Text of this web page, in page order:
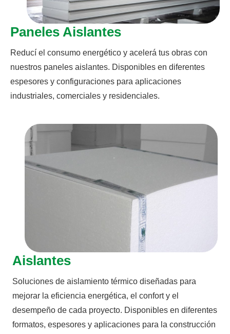
Paneles Aislantes
Reducí el consumo energético y acelerá tus obras con
nuestros paneles aislantes. Disponibles en diferentes
espesores y configuraciones para aplicaciones
industriales, comerciales y residenciales.
Aislantes
Soluciones de aislamiento térmico diseñadas para
mejorar la eficiencia energética, el confort y el
desempeño de cada proyecto. Disponibles en diferentes
formatos, espesores y aplicaciones para la construcción